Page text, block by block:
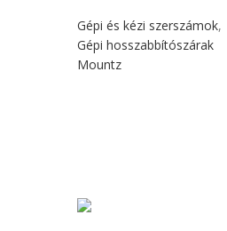
Gépi és kézi szerszámok,
Gépi hosszabbítószárak
Mountz